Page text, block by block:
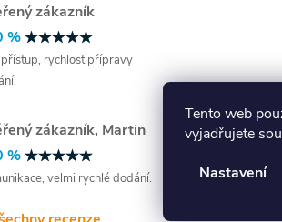
Tento web
vyjadřujete
Nastavení
zákazník
%
rychlost přípravy
zákazník, Martin
%
velmi rychlé dodání.
d
a
c